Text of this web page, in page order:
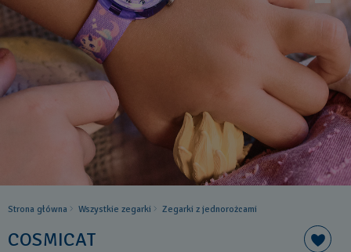
Strona główna Wszystkie zegarki Zegarki z jednorożcami
COSMICAT